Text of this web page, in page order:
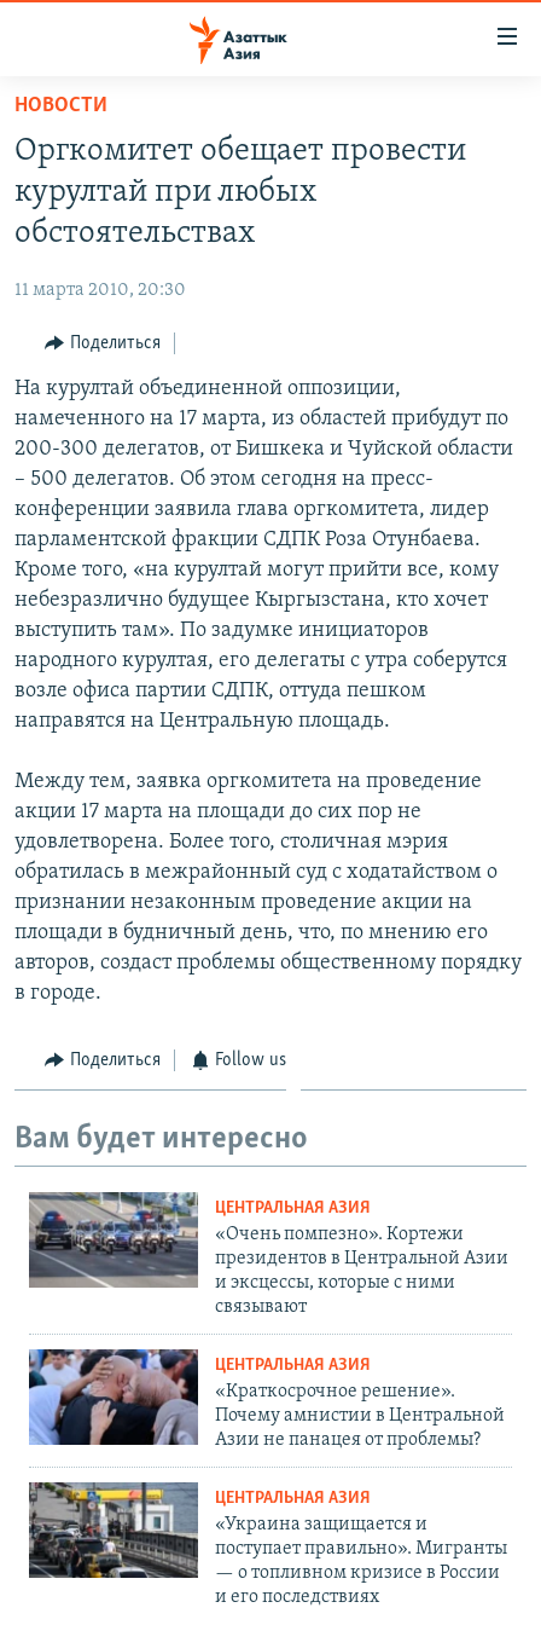
Вернуться
основному
содержанию
Вернутся
главной
навигации
Вернутся
поиску
КАЗАХСТАН
КЫРГЫЗСТАН
ТАДЖИКИСТАН
НОВОСТИ
ВОЙНА В УКРАИНЕ
ҚАЗАҚША
КЫРГЫЗЧА
ЎЗБЕКЧА
TÜRKMENÇE
Все сайты РСЕ/РС
НОВОСТИ
Оргкомитет обещает провести
курултай при любых
обстоятельствах
11 марта 2010, 20:30
Поделиться
На курултай объединенной оппозиции,
намеченного на 17 марта, из областей прибудут по
200-300 делегатов, от Бишкека и Чуйской области
– 500 делегатов. Об этом сегодня на пресс-
конференции заявила глава оргкомитета, лидер
парламентской фракции СДПК Роза Отунбаева.
Кроме того, «на курултай могут прийти все, кому
небезразлично будущее Кыргызстана, кто хочет
выступить там». По задумке инициаторов
народного курултая, его делегаты с утра соберутся
возле офиса партии СДПК, оттуда пешком
направятся на Центральную площадь.
Между тем, заявка оргкомитета на проведение
акции 17 марта на площади до сих пор не
удовлетворена. Более того, столичная мэрия
обратилась в межрайонный суд с ходатайством о
признании незаконным проведение акции на
площади в будничный день, что, по мнению его
авторов, создаст проблемы общественному порядку
в городе.
Поделиться Follow us
Вам будет интересно
ЦЕНТРАЛЬНАЯ АЗИЯ
«Очень помпезно». Кортежи
президентов в Центральной Азии
и эксцессы, которые с ними
связывают
ЦЕНТРАЛЬНАЯ АЗИЯ
«Краткосрочное решение».
Почему амнистии в Центральной
Азии не панацея от проблемы?
ЦЕНТРАЛЬНАЯ АЗИЯ
«Украина защищается и
поступает правильно». Мигранты
— о топливном кризисе в России
и его последствиях